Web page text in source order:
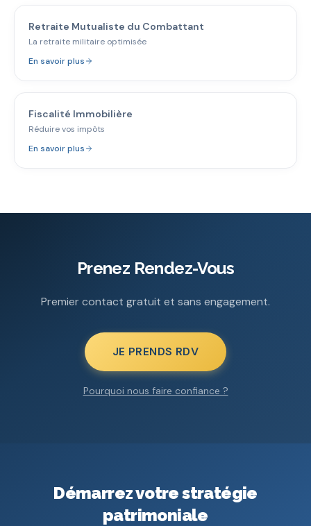
Retraite Mutualiste du Combattant
La retraite militaire optimisée
En savoir plus
Fiscalité Immobilière
Réduire vos impôts
En savoir plus
Prenez Rendez-Vous
Premier contact gratuit et sans engagement.
JE PRENDS RDV
Pourquoi nous faire confiance ?
Démarrez votre stratégie
patrimoniale